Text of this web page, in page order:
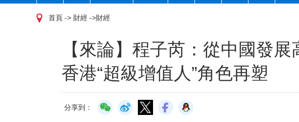
首頁 -> 財經 ->財經
【來論】程子芮：從中國發
香港“超級增值人”角色再塑
分享到：